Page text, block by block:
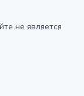
не является